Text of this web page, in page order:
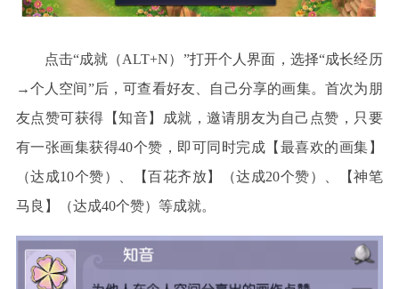
点击“成就（ALT+N）”打开个人界面，选择“成长经历
→个人空间”后，可查看好友、自己分享的画集。首次为朋
友点赞可获得【知音】成就，邀请朋友为自己点赞，只要
有一张画集获得40个赞，即可同时完成【最喜欢的画集】
（达成10个赞）、【百花齐放】（达成20个赞）、【神笔
马良】（达成40个赞）等成就。